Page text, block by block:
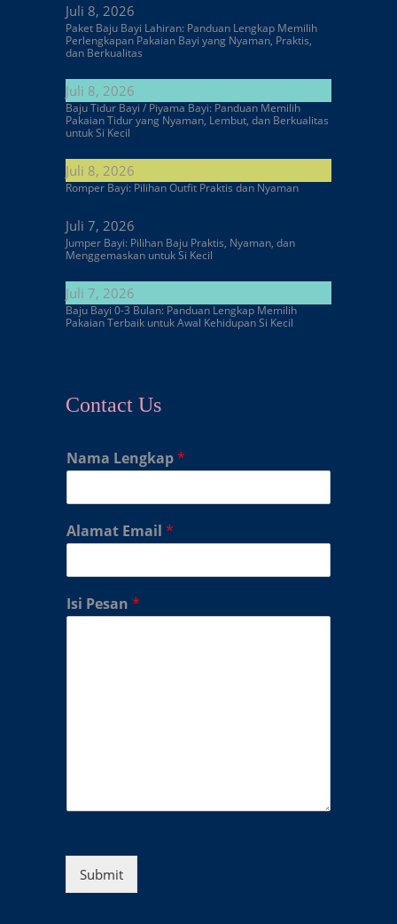
Juli 8, 2026
Paket Baju Bayi Lahiran: Panduan Lengkap Memilih
Perlengkapan Pakaian Bayi yang Nyaman, Praktis,
dan Berkualitas
Juli 8, 2026
Baju Tidur Bayi / Piyama Bayi: Panduan Memilih
Pakaian Tidur yang Nyaman, Lembut, dan Berkualitas
untuk Si Kecil
Juli 8, 2026
Romper Bayi: Pilihan Outfit Praktis dan Nyaman
Juli 7, 2026
Jumper Bayi: Pilihan Baju Praktis, Nyaman, dan
Menggemaskan untuk Si Kecil
Juli 7, 2026
Baju Bayi 0-3 Bulan: Panduan Lengkap Memilih
Pakaian Terbaik untuk Awal Kehidupan Si Kecil
Contact Us
Nama Lengkap*
Alamat Email *
Isi Pesan *
Submit